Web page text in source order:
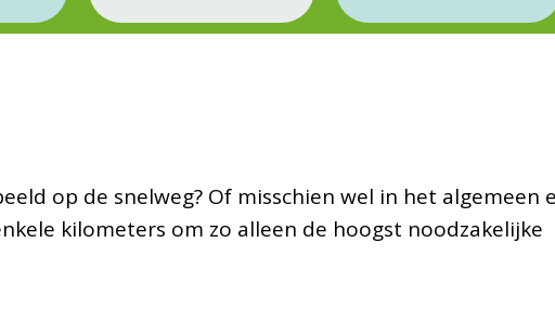
op de snelweg? Of misschien wel in het algemeen
kilometers om zo alleen de hoogst noodzakelijke